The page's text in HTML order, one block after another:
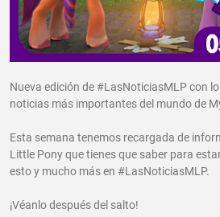
Nueva edición de #LasNoticiasMLP con
noticias más importantes del mundo de
Esta semana tenemos recargada de
Little Pony que tienes que saber para
esto y mucho más en #LasNoticiasMLP.
¡Véanlo después del salto!